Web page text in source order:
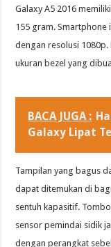
Galaxy A5 2016
155 gram. Smartphone
dengan resolusi
ukuran bezel yang
BACA JUGA :
Galaxy Lipat
Tampilan yang bagus
dapat ditemukan di
sentuh kapasitif.
sensor pemindai sidik
dengan perangkat